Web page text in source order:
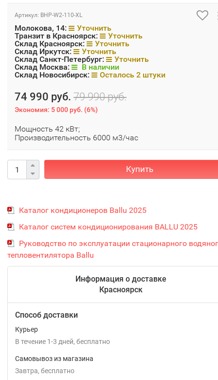
Артикул: BHP-W2-110-XL
Молокова, 14:
Уточнить
Транзит в Красноярск:
Уточнить
Склад Красноярск:
Уточнить
Склад Иркутск:
Уточнить
Склад Санкт-Петербург:
Уточнить
Склад Москва:
В наличии
Склад Новосибирск:
Осталось 2 штуки
74 990 руб. 79 990 руб.
Экономия: 5 000 руб. (6%)
Мощность 42 кВт;
Производительность 6000 м3/час
Купить
Каталог кондиционеров Ballu 2025
Каталог систем кондиционирования BALLU 2025
Руководство по эксплуатации стационарного
тепловентилятора Ballu
Информация о доставке
Красноярск
Способ доставки
Курьер
В течение 1-3 дней Бесплатно
Самовывоз из магазина
Завтра
Бесплатно